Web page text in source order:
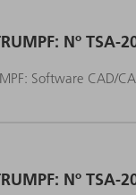
Nº TSA-
Software CAD/
Nº TSA-